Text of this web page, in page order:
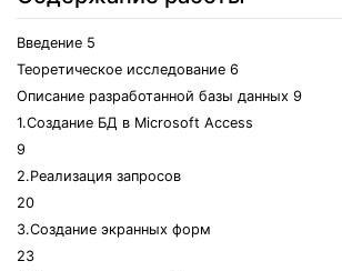
Введение 5
Теоретическое исследование 6
Описание разработанной базы данных 9
1.Создание БД в Microsoft Access
9
2.Реализация запросов
20
3.Создание экранных форм
23